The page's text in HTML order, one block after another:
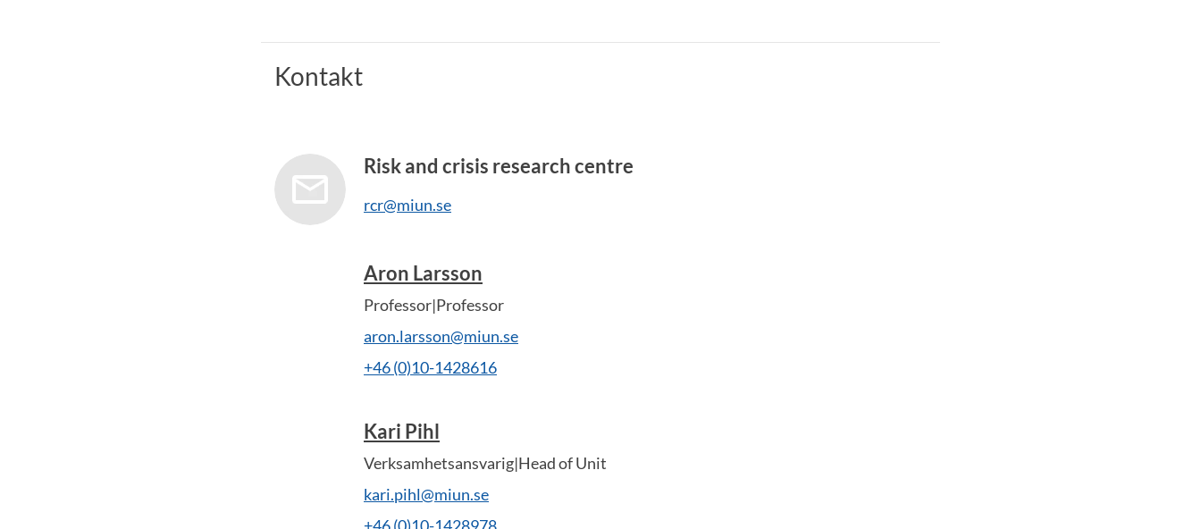
Kontakt
Risk and crisis research centre
rcr@miun.se
Aron Larsson
Professor|Professor
aron.larsson@miun.se
+46 (0)10-1428616
Kari Pihl
Verksamhetsansvarig|Head of Unit
kari.pihl@miun.se